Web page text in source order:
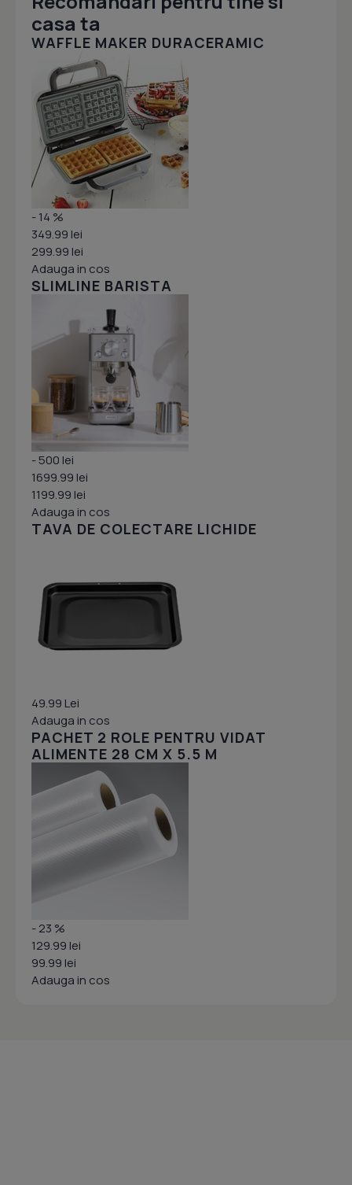
casa ta
WAFFLE MAKER DURACERAMIC
- 14 %
349.99 lei
299.99 lei
Adauga in cos
SLIMLINE BARISTA
- 500 lei
1699.99 lei
1199.99 lei
Adauga in cos
TAVA DE COLECTARE LICHIDE
49.99 Lei
Adauga in cos
PACHET 2 ROLE PENTRU VIDAT
ALIMENTE 28 CM X 5.5 M
- 23 %
129.99 lei
99.99 lei
Adauga in cos